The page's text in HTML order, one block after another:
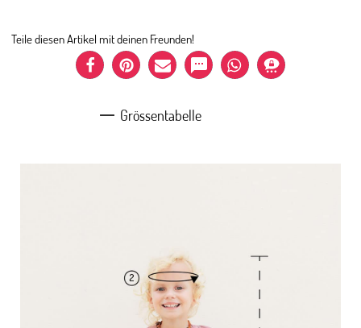
Teile diesen Artikel mit deinen Freunden!
Grössentabelle